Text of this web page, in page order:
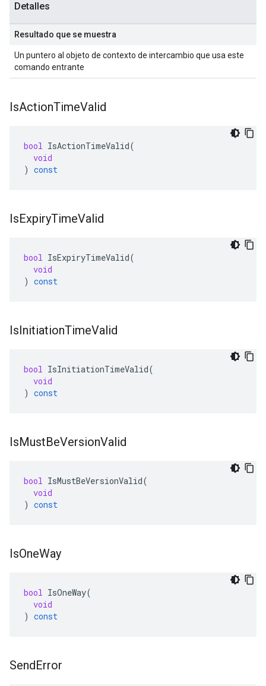
Detalles
Resultado que se muestra
Un puntero al objeto de contexto de intercambio que usa este
comando entrante
IsActionTimeValid
bool IsActionTimeValid(
void
) const
IsExpiryTimeValid
bool IsExpiryTimeValid(
void
) const
IsInitiationTimeValid
bool IsInitiationTimeValid(
void
) const
IsMustBeVersionValid
bool IsMustBeVersionValid(
void
) const
IsOneWay
bool IsOneWay(
void
) const
SendError